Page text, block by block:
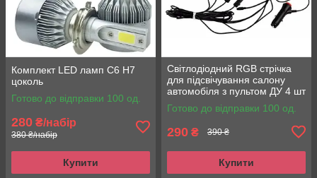
Комплект LED ламп C6 H7
цоколь
Готово до відправки 100 од.
280 ₴/набір
380 ₴/набір
Купити
Світлодіодний RGB стрічка
для підсвічування салону
автомобіля з пультом ДУ 4 шт
Готово до відправки 100 од.
290 ₴ 390 ₴
Купити